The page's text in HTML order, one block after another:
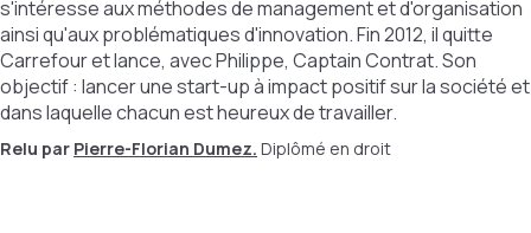
s'intéresse aux méthodes de management et d'organisation
ainsi qu'aux problématiques d'innovation. Fin 2012, il quitte
Carrefour et lance, avec Philippe, Captain Contrat. Son
objectif : lancer une start-up à impact positif sur la société et
dans laquelle chacun est heureux de travailler.
Relu par Pierre-Florian Dumez. Diplômé en droit